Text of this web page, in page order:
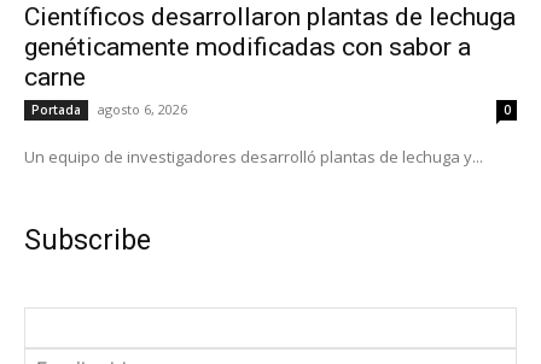
Científicos desarrollaron plantas de lechuga
genéticamente modificadas con sabor a
carne
Portada agosto 6, 2026 0
Un equipo de investigadores desarrolló plantas de lechuga y...
Subscribe